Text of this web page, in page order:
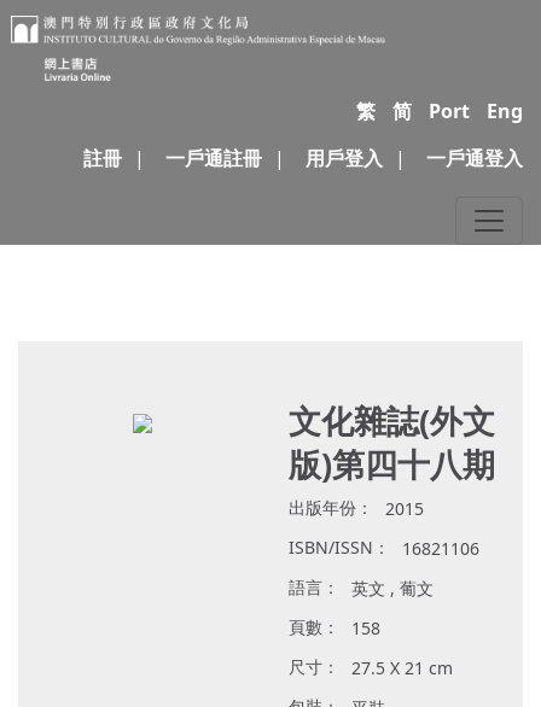
繁 简 Port
Eng
註冊
| 一戶通註冊 | 用戶登入 | 一戶通登入
文化雜誌(外文
版)第四十八期
出版年份：
2015
ISBN/ISSN：
16821106
語言：
英文 , 葡文
頁數：
158
尺寸：
27.5 X 21 cm